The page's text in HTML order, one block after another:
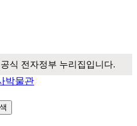
식 전자정부 누리집입니다.
박물관